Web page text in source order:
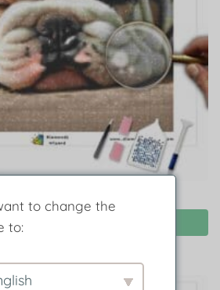
Schläfrige Bulldogge
Ausführung gewählt
to change the
to: